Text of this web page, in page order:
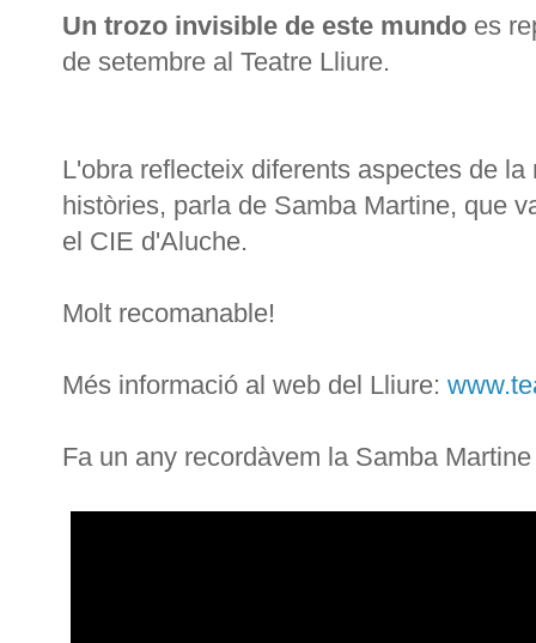
Un trozo invisible de este mundo es
de setembre al Teatre Lliure.
L'obra reflecteix diferents aspectes de
històries, parla de Samba Martine, que
el CIE d'Aluche.
Molt recomanable!
Més informació al web del Lliure:
Fa un any recordàvem la Samba